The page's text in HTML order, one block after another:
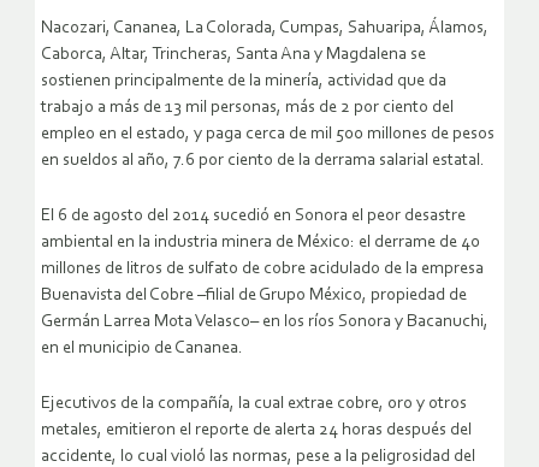
Nacozari, Cananea, La Colorada, Cumpas, Sahuaripa, Álamos,
Caborca, Altar, Trincheras, Santa Ana y Magdalena se
sostienen principalmente de la minería, actividad que da
trabajo a más de 13 mil personas, más de 2 por ciento del
empleo en el estado, y paga cerca de mil 500 millones de pesos
en sueldos al año, 7.6 por ciento de la derrama salarial estatal.
El 6 de agosto del 2014 sucedió en Sonora el peor desastre
ambiental en la industria minera de México: el derrame de 40
millones de litros de sulfato de cobre acidulado de la empresa
Buenavista del Cobre –filial de Grupo México, propiedad de
Germán Larrea Mota Velasco– en los ríos Sonora y Bacanuchi,
en el municipio de Cananea.
Ejecutivos de la compañía, la cual extrae cobre, oro y otros
metales, emitieron el reporte de alerta 24 horas después del
accidente, lo cual violó las normas, pese a la peligrosidad del